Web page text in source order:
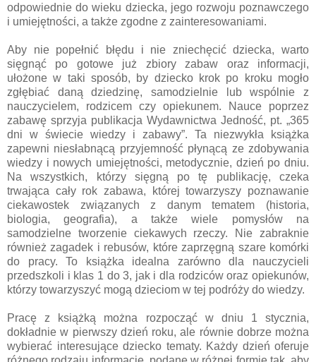
odpowiednie do wieku dziecka, jego rozwoju poznawczego
i umiejętności, a także zgodne z zainteresowaniami.
Aby nie popełnić błędu i nie zniechęcić dziecka, warto
sięgnąć po gotowe już zbiory zabaw oraz informacji,
ułożone w taki sposób, by dziecko krok po kroku mogło
zgłębiać daną dziedzinę, samodzielnie lub wspólnie z
nauczycielem, rodzicem czy opiekunem. Nauce poprzez
zabawę sprzyja publikacja Wydawnictwa Jedność, pt. „365
dni w świecie wiedzy i zabawy”. Ta niezwykła książka
zapewni niesłabnącą przyjemność płynącą ze zdobywania
wiedzy i nowych umiejętności, metodycznie, dzień po dniu.
Na wszystkich, którzy sięgną po tę publikację, czeka
trwająca cały rok zabawa, której towarzyszy poznawanie
ciekawostek związanych z danym tematem (historia,
biologia, geografia), a także wiele pomysłów na
samodzielne tworzenie ciekawych rzeczy. Nie zabraknie
również zagadek i rebusów, które zaprzęgną szare komórki
do pracy. To książka idealna zarówno dla nauczycieli
przedszkoli i klas 1 do 3, jak i dla rodziców oraz opiekunów,
którzy towarzyszyć mogą dzieciom w tej podróży do wiedzy.
Pracę z książką można rozpocząć w dniu 1 stycznia,
dokładnie w pierwszy dzień roku, ale równie dobrze można
wybierać interesujące dziecko tematy. Każdy dzień oferuje